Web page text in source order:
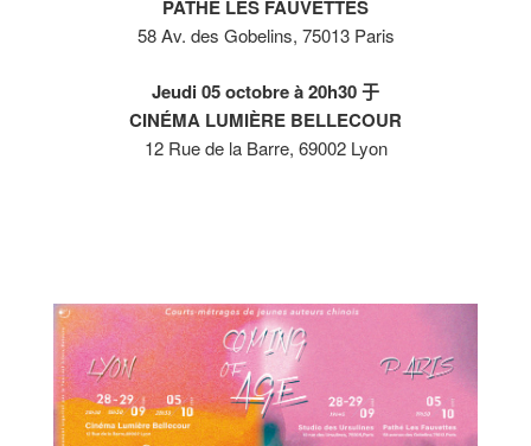
PATHÉ LES FAUVETTES
58 Av. des Gobelins, 75013 Paris
Jeudi 05 octobre à20h30于
CINÉMA LUMIÈRE BELLECOUR
12 Rue de la Barre, 69002 Lyon